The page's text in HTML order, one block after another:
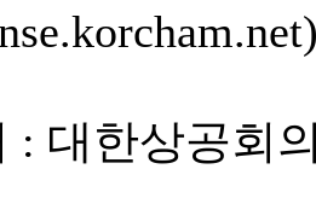
대한상공회